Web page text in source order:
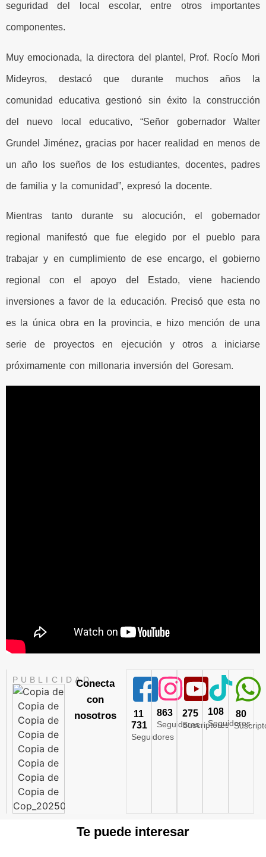
seguridad del local escolar, entre otros importantes
componentes.
Muy emocionada, la directora del plantel, Prof. Rocío Mori
Mideyros, destacó que durante muchos años la
comunidad educativa gestionó sin éxito la construcción
del nuevo local educativo, “Señor gobernador Walter
Grundel Jiménez, gracias por hacer realidad en menos de
un año los sueños de los estudiantes, docentes, padres
de familia y la comunidad”, expresó la docente.
Mientras tanto durante su alocución, el gobernador
regional manifestó que fue elegido por el pueblo para
trabajar y en cumplimiento de ese encargo, el gobierno
regional con el apoyo del Estado, viene haciendo
inversiones a favor de la educación. Precisó que esta no
es la única obra en la provincia, e hizo mención de una
serie de proyectos en ejecución y otros a iniciarse
próximamente con millonaria inversión del Goresam.
PUBLICIDADConecta
con
nosotros
11
731
Seguidores
863
Seguidores
275
Suscriptores
108
Seguidores
80
Te puede interesar